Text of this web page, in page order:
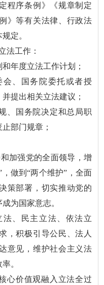
程序条例》《规章制定
》等有关法律、行政法
定。
法工作：
年度立法工作计划；
会、国务院委托或者授
提出相关立法建议；
、国务院决定和总局职
部门规章；
加强党的全面领导，增
做到“两个维护”，全面
策部署，切实推动党的
为国家意志。
、民主立法、依法立
，积极引导公民、法人
意见，维护社会主义法
。
心价值观融入立法全过